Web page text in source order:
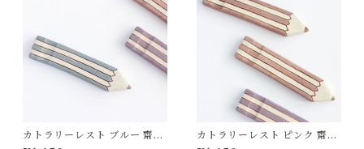
カトラリーレスト ブルー 齋藤
カトラリーレスト ピンク 齋藤